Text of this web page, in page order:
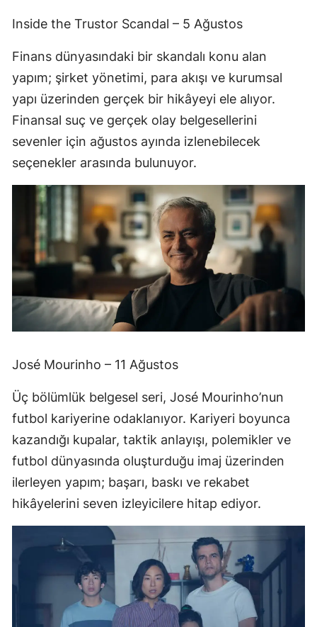
Inside the Trustor Scandal – 5 Ağustos
Finans dünyasındaki bir skandalı konu alan
yapım; şirket yönetimi, para akışı ve kurumsal
yapı üzerinden gerçek bir hikâyeyi ele alıyor.
Finansal suç ve gerçek olay belgesellerini
sevenler için ağustos ayında izlenebilecek
seçenekler arasında bulunuyor.
José Mourinho – 11 Ağustos
Üç bölümlük belgesel seri, José Mourinho’nun
futbol kariyerine odaklanıyor. Kariyeri boyunca
kazandığı kupalar, taktik anlayışı, polemikler ve
futbol dünyasında oluşturduğu imaj üzerinden
ilerleyen yapım; başarı, baskı ve rekabet
hikâyelerini seven izleyicilere hitap ediyor.